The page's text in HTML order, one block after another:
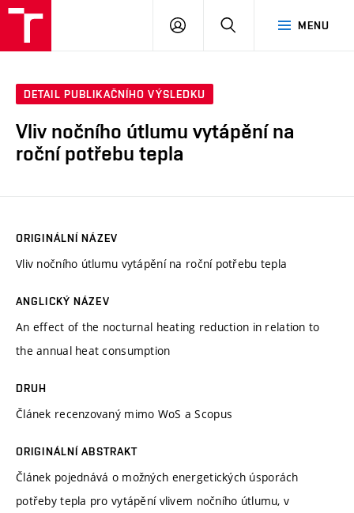
MENU
PŘIHLÁSIT
DETAIL PUBLIKAČNÍHO VÝSLEDKU
Vliv nočního útlumu vytápění na
roční potřebu tepla
ORIGINÁLNÍ NÁZEV
Vliv nočního útlumu vytápění na roční potřebu tepla
ANGLICKÝ NÁZEV
An effect of the nocturnal heating reduction in relation to
the annual heat consumption
DRUH
Článek recenzovaný mimo WoS a Scopus
ORIGINÁLNÍ ABSTRAKT
Článek pojednává o možných energetických úsporách
potřeby tepla pro vytápění vlivem nočního útlumu, v